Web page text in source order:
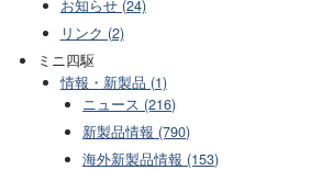
お知らせ (24)
リンク (2)
ミニ四駆
情報・新製品 (1)
ニュース (216)
新製品情報 (790)
海外新製品情報 (153)